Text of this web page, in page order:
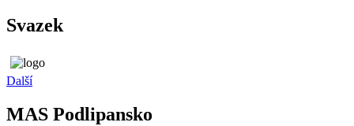
Svazek
Další
MAS Podlipansko